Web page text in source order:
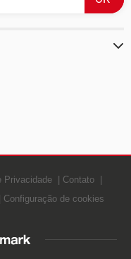
Privacidade
Contato
Configuração de cookies